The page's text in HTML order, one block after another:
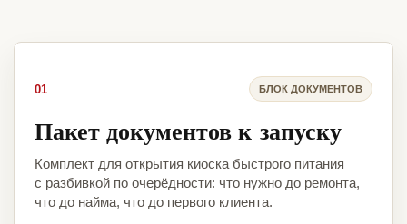
01 БЛОК ДОКУМЕНТОВ
Пакет документов к запуску
Комплект для открытия киоска быстрого питания
с разбивкой по очерёдности: что нужно до ремонта,
что до найма, что до первого клиента.